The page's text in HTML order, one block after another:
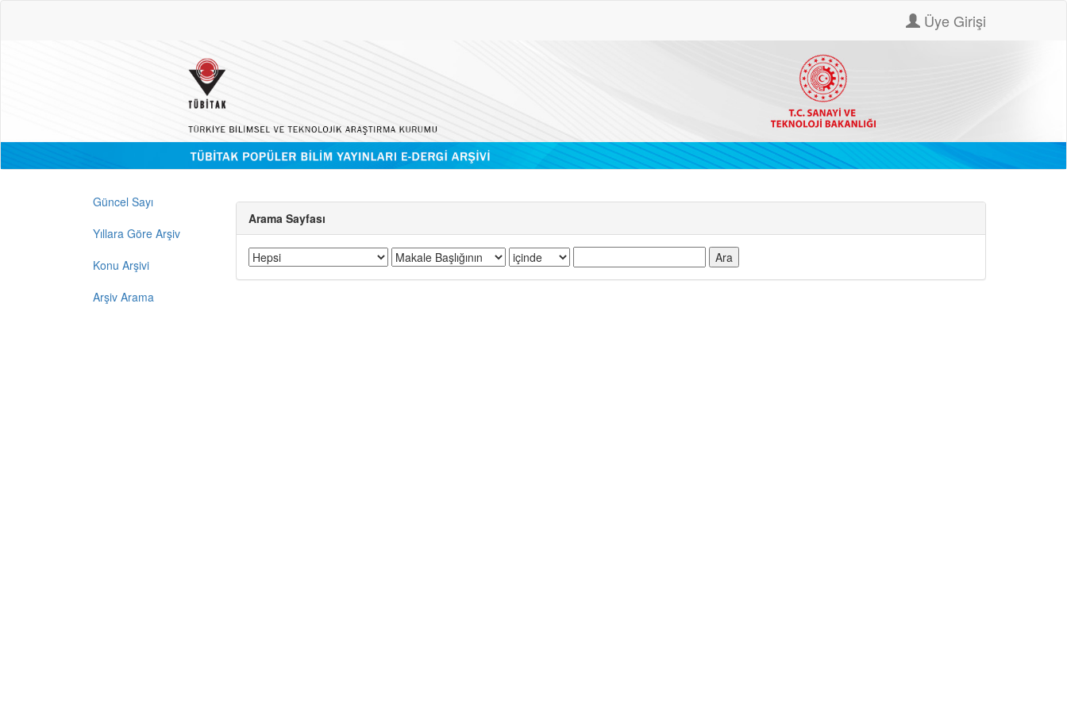
Üye Girişi
Güncel Sayı
Yıllara Göre Arşiv
Konu Arşivi
Arşiv Arama
Arama Sayfası